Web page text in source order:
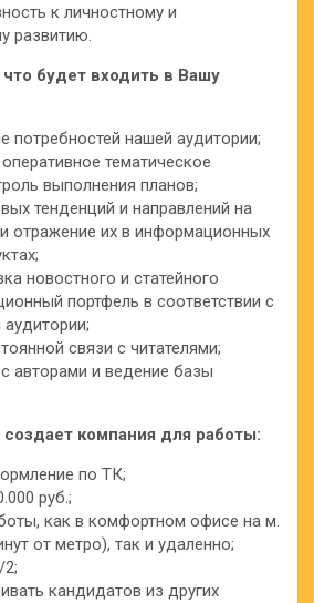
к личностному и
развитию.
будет входить в Вашу
потребностей нашей аудитории;
тематическое
выполнения планов;
тенденций и направлений на
отражение их в информационных
новостного и статейного
портфель в соответствии с
связи с читателями;
авторами и ведение базы
компания для работы:
по ТК;
руб.;
как в комфортном офисе на м.
от метро), так и удаленно;
кандидатов из других